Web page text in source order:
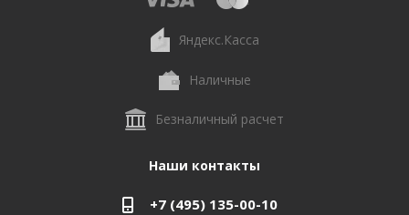
Яндекс.Касса
Наличные
Безналичный расчет
Наши контакты
+7 (495) 135-00-10